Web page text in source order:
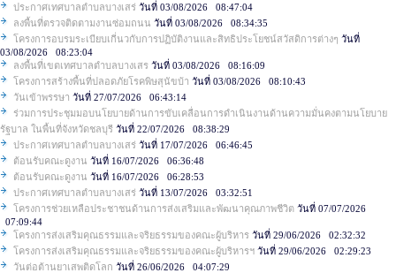
ประกาศเทศบาลตำบลบางเสร่ วันที่ 03/08/2026 08:47:04
ลงพื้นที่ตรวจติดตามงานซ่อมถนน วันที่ 03/08/2026 08:34:35
โครงการอบรมระเบียบเกี่นวกับการปฏิบัติงานและสิทธิประโยชน์สวัสดิการต่างๆ วันที่
03/08/2026 08:23:04
ลงพื้นที่เขตเทศบาลตำบลบางเสร วันที่ 03/08/2026 08:16:09
โครงการสร้างพื้นที่ปลอดภัยโรคพิษสุนัขบ้า วันที่ 03/08/2026 08:10:43
วันเข้าพรรษา วันที่ 27/07/2026 06:43:14
ร่วมการประชุมมอบนโยบายด้านการขับเคลื่อนการดำเนินงานด้านความมั่นคงตามนโยบาย
รัฐบาล ในพื้นที่จังหวัดชลบุรี วันที่ 22/07/2026 08:38:29
ประกาศเทศบาลตำบลบางเสร่ วันที่ 17/07/2026 06:46:45
ต้อนรับคณะดูงาน วันที่ 16/07/2026 06:36:48
ต้อนรับคณะดูงาน วันที่ 16/07/2026 06:28:53
ประกาศเทศบาลตำบลบางเสร่ วันที่ 13/07/2026 03:32:51
โครงการช่วยเหลือประชาชนด้านการส่งเสริมและพัฒนาคุณภาพชีวิต วันที่ 07/07/2026
07:09:44
โครงการส่งเสริมคุณธรรมและจริยธรรมของคณะผู้บริหาร วันที่ 29/06/2026 02:32:32
โครงการส่งเสริมคุณธรรมและจริยธรรมของคณะผู้บริหารฯ วันที่ 29/06/2026 02:29:23
วันต่อต้านยาเสพติดโลก วันที่ 26/06/2026 04:07:29